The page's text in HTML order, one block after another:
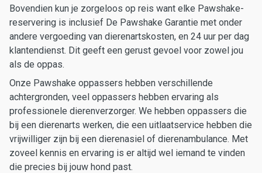
Bovendien kun je zorgeloos op reis want elke Pawshake-
reservering is inclusief De Pawshake Garantie met onder
andere vergoeding van dierenartskosten, en 24 uur per dag
klantendienst. Dit geeft een gerust gevoel voor zowel jou
als de oppas.
Onze Pawshake oppassers hebben verschillende
achtergronden, veel oppassers hebben ervaring als
professionele dierenverzorger. We hebben oppassers die
bij een dierenarts werken, die een uitlaatservice hebben die
vrijwilliger zijn bij een dierenasiel of dierenambulance. Met
zoveel kennis en ervaring is er altijd wel iemand te vinden
die precies bij jouw hond past.